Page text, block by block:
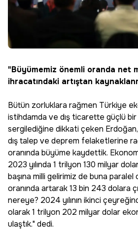
"Büyümemiz önemli oranda net
ihracatındaki artıştan
Bütün zorluklara rağmen Türkiye
istihdamda ve dış ticarette güçlü
sergilediğine dikkati çeken Erdoğan,
dış talep ve deprem felaketlerine
oranında büyüme kaydettik.
2023 yılında 1 trilyon 130 milyar
başına milli gelirimiz de buna
oranında artarak 13 bin 243 dolara
nereye? 2024 yılının ikinci
olarak 1 trilyon 202 milyar dolar
ulaştık." dedi.